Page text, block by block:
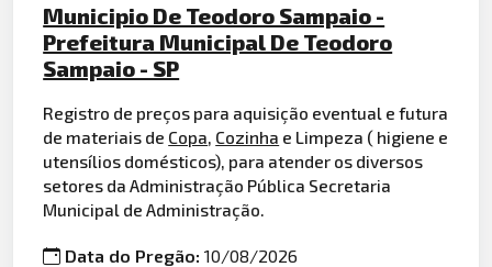
Municipio De Teodoro Sampaio -
Prefeitura Municipal De Teodoro
Sampaio - SP
Registro de preços para aquisição eventual e futura
de materiais de Copa, Cozinha e Limpeza ( higiene e
utensílios domésticos), para atender os diversos
setores da Administração Pública Secretaria
Municipal de Administração.
Data do Pregão:10/08/2026